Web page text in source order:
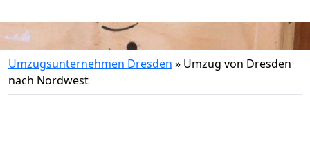
Umzugsunternehmen Dresden » Umzug von Dresden
nach Nordwest